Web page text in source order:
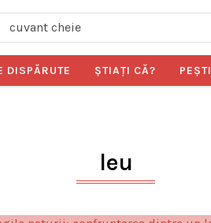
DISPĂRUTE ŞTIAŢI CĂ? PEŞTI
leu